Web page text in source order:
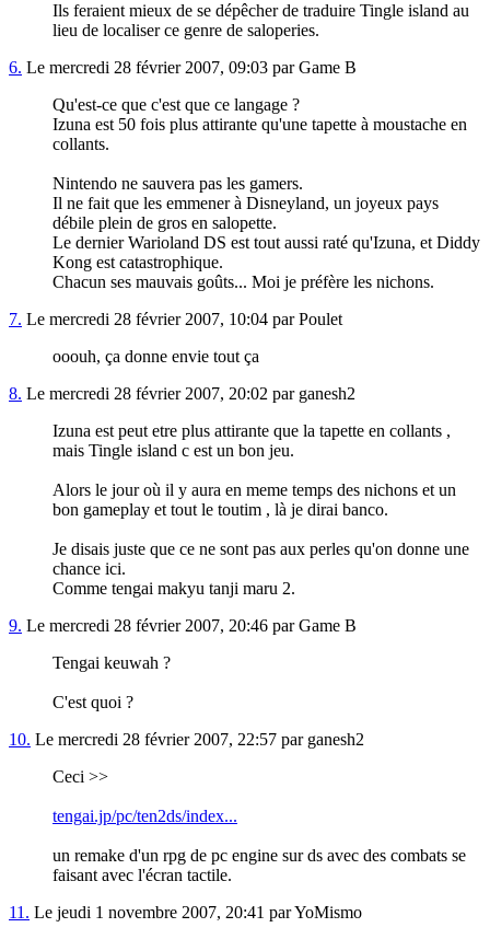
Ils feraient mieux de se dépêcher de traduire Tingle island au
lieu de localiser ce genre de saloperies.
6. Le mercredi 28 février 2007, 09:03 par Game B
Qu'est-ce que c'est que ce langage ?
Izuna est 50 fois plus attirante qu'une tapette à moustache en
collants.
Nintendo ne sauvera pas les gamers.
Il ne fait que les emmener à Disneyland, un joyeux pays
débile plein de gros en salopette.
Le dernier Warioland DS est tout aussi raté qu'Izuna, et Diddy
Kong est catastrophique.
Chacun ses mauvais goûts... Moi je préfère les nichons.
7. Le mercredi 28 février 2007, 10:04 par Poulet
ooouh, ça donne envie tout ça
8. Le mercredi 28 février 2007, 20:02 par ganesh2
Izuna est peut etre plus attirante que la tapette en collants ,
mais Tingle island c est un bon jeu.
Alors le jour où il y aura en meme temps des nichons et un
bon gameplay et tout le toutim , là je dirai banco.
Je disais juste que ce ne sont pas aux perles qu'on donne une
chance ici.
Comme tengai makyu tanji maru 2.
9. Le mercredi 28 février 2007, 20:46 par Game B
Tengai keuwah ?
C'est quoi ?
10. Le mercredi 28 février 2007, 22:57 par ganesh2
Ceci >>
tengai.jp/pc/ten2ds/index...
un remake d'un rpg de pc engine sur ds avec des combats se
faisant avec l'écran tactile.
11. Le jeudi 1 novembre 2007, 20:41 par YoMismo